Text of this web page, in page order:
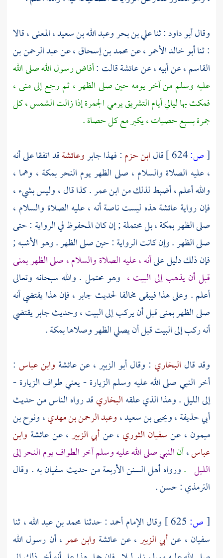
وقالأبو داود: ثناعلي بن بحروعبد الله بن سعيد، المعنى ، قالا
: ثناأبو خالد الأحمر، عنمحمد بن إسحاق، عنعبد الرحمن بن
القاسم، عن أبيه ، عنعائشةقالت :أفاض رسول الله صلى الله
عليه وسلم من آخر يومه حين صلى الظهر ، ثم رجع إلىمنى ،
فمكث بها ليالي أيام التشريق يرميالجمرةإذا زالت الشمس ، كل
جمرةبسبع حصيات ، يكبر مع كل حصاة .
[ص: قالابن حزم: فهذاجابروعائشةقد اتفقا على أنه
، عليه الصلاة والسلام ، صلى الظهر يوم النحربمكة ، وهما ،
والله أعلم ، أضبط لذلك منابن عمر. كذا قال ، وليس بشيء ،
فإن روايةعائشةهذه ليست ناصة أنه ، عليه الصلاة والسلام ،
صلى الظهر بمكة ، بل محتملة ; إن كان المحفوظ في الرواية : حتى
صلى الظهر . وإن كانت الرواية : حين صلى الظهر . وهو الأشبه ;
فإن ذلك دليل علىأنه ، عليه الصلاة والسلام ، صلى الظهربمنى
قبل أن يذهب إلى البيت ، وهو محتمل . والله سبحانه وتعالى
أعلم . وعلى هذا فيبقى مخالفا لحديث جابر، فإن هذا يقتضي أنه
صلى الظهربمنىقبل أن يركب إلىالبيت ،وحديثجابريقتضي
أنه ركب إلىالبيتقبل أن يصلي الظهر وصلاهابمكة.
وقد قال البخاري : وقالأبو الزبير، عنعائشة وابن عباس :
أخر النبي صلى الله عليه وسلم الزيارة - يعني طواف الزيارة -
إلى الليل . وهذا الذي علقهالبخاريقد رواه الناس من حديث
أبي حذيفة،ويحيى بن سعيد،وعبد الرحمن بن مهدي،ونوح بن
ميمون ، عنسفيان الثوري ، عنأبي الزبير، عنعائشة وابن
عباس،أنالنبي صلى الله عليه وسلم أخر الطواف يوم النحر إلى
الليل .ورواه أهل السنن الأربعة من حديثسفيانبه . وقال
الترمذي: حسن .
[ص: وقال الإمامأحمد: حدثنا محمد بن عبد الله، ثنا
سفيان ، عنأبي الزبير، عنعائشة وابن عمر، أن رسول الله